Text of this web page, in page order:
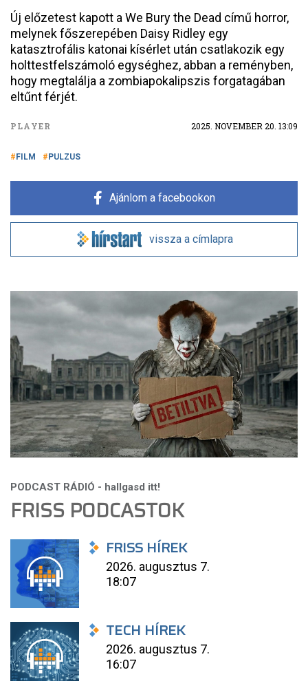
Új előzetest kapott a We Bury the Dead című horror,
melynek főszerepében Daisy Ridley egy
katasztrofális katonai kísérlet után csatlakozik egy
holttestfelszámoló egységhez, abban a reményben,
hogy megtalálja a zombiapokalipszis forgatagában
eltűnt férjét.
PLAYER 2025. NOVEMBER 20. 13:09
FILM PULZUS
Ajánlom a facebookon
vissza a címlapra
FRISS PODCASTOK
FRISS HÍREK
2026. augusztus 7.
18:07
TECH HÍREK
2026. augusztus 7.
16:07